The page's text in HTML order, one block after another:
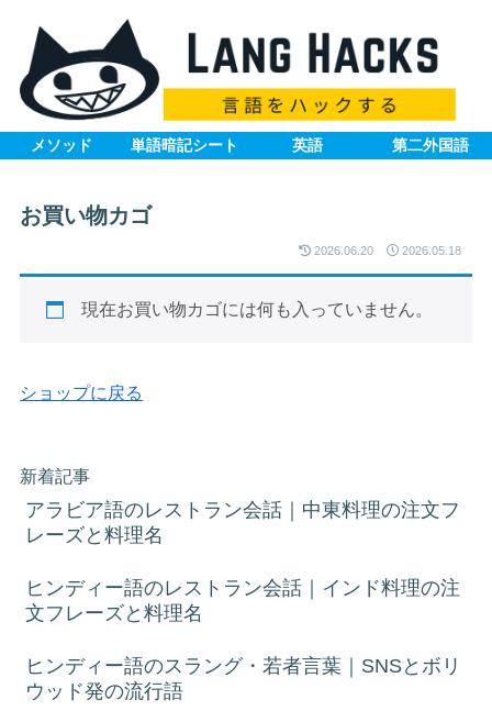
メソッド 単語暗記シート 英語 第二外国語
お買い物カゴ
2026.06.20 2026.05.18
現在お買い物カゴには何も入っていません。
ショップに戻る
新着記事
アラビア語のレストラン会話｜中東料理の注文フ
レーズと料理名
ヒンディー語のレストラン会話｜インド料理の注
文フレーズと料理名
ヒンディー語のスラング・若者言葉｜SNSとボリ
ウッド発の流行語